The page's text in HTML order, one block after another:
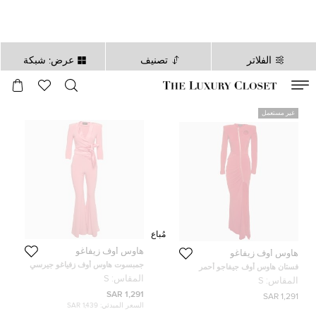
الفلاتر تصنيف عرض: شبكة
ثانية
غير مستعمل
هاوس أوف زيفاغو
فستان هاوس أوف جيفاجو أحمر
جيرسي مزين بفتحات ماكسي سي تن
مقاس صغير
المقاس: S
1,291 SAR
هاوس أوف زيفاغو
جمبسوت هاوس أوف زفياغو جيرسي
وردي بساقين مفلورتين إدون مقاس
صغير - سمول
المقاس: S
1,291 SAR
السعر المبدئي: 1,439 SAR
مُباع